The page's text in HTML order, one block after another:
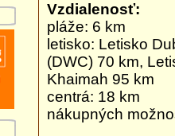
Vzdialenosť:
pláže: 6 km
letisko: Letisko
(DWC) 70 km,
Khaimah 95 km
centrá: 18 km
nákupných